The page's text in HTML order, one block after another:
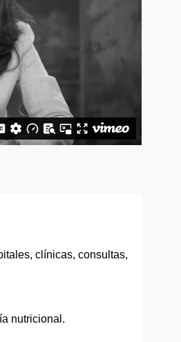
clínicas, consultas,
nutricional.